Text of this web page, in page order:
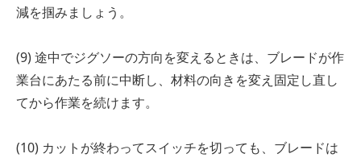
減を掴みましょう。
(9) 途中でジグソーの方向を変えるときは、ブレードが作
業台にあたる前に中断し、材料の向きを変え固定し直し
てから作業を続けます。
(10) カットが終わってスイッチを切っても、ブレードは